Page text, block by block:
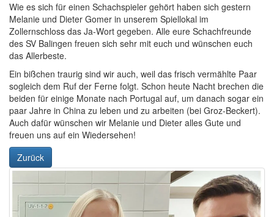
Wie es sich für einen Schachspieler gehört haben sich gestern
Melanie und Dieter Gomer in unserem Spiellokal im
Zollernschloss das Ja-Wort gegeben. Alle eure Schachfreunde
des SV Balingen freuen sich sehr mit euch und wünschen euch
das Allerbeste.
Ein bißchen traurig sind wir auch, weil das frisch vermählte Paar
sogleich dem Ruf der Ferne folgt. Schon heute Nacht brechen die
beiden für einige Monate nach Portugal auf, um danach sogar ein
paar Jahre in China zu leben und zu arbeiten (bei Groz-Beckert).
Auch dafür wünschen wir Melanie und Dieter alles Gute und
freuen uns auf ein Wiedersehen!
Zurück